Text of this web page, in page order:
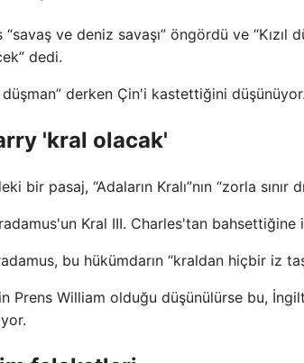
ve deniz savaşı” öngördü ve
dedi.
düşman” derken Çin'i kastettiğini
'kral olacak'
bir pasaj, “Adaların Kralı”nın “zorla sınır
Kral III. Charles'tan bahsettiğine
bu hükümdarın “kraldan hiçbir iz
Prens William olduğu düşünülürse bu,